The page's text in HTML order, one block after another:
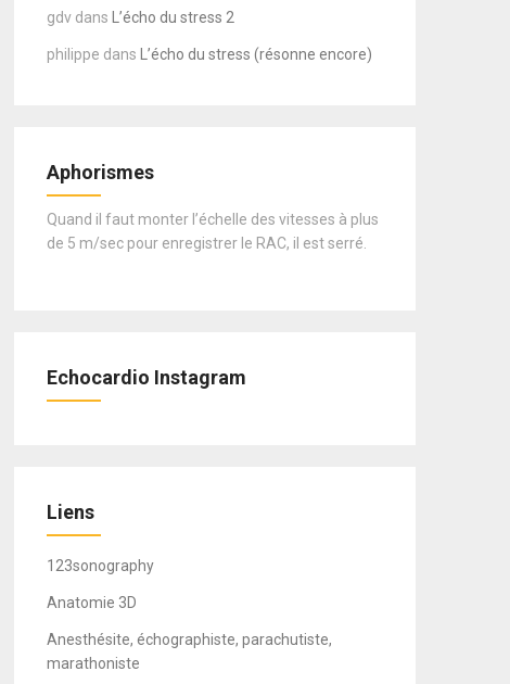
gdv dans L’écho du stress 2
philippe dans L’écho du stress (résonne encore)
Aphorismes
Quand il faut monter l’échelle des vitesses à plus
de 5 m/sec pour enregistrer le RAC, il est serré.
Echocardio Instagram
Liens
123sonography
Anatomie 3D
Anesthésite, échographiste, parachutiste,
marathoniste